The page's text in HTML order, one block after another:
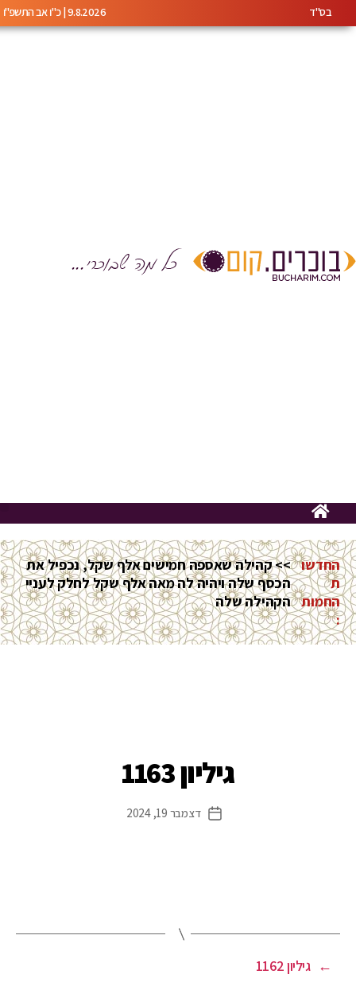
בס"ד 9.8.2026 | כ"ו אב התשפ"ו
החדשו
ת
החמות
:
>> קהילה שאספה חמישים אלף שקל, נכפיל את
הכסף שלה ויהיה לה מאה אלף שקל לחלק לעניי
הקהילה שלה
גיליון 1163
דצמבר 19, 2024
← גיליון 1162